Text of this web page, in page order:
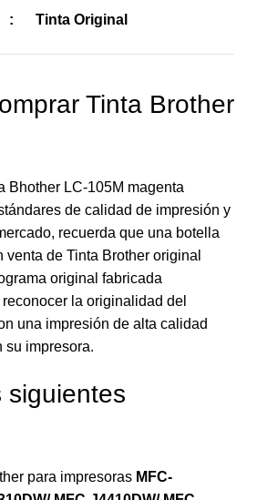
: Tinta Original
Tinta Brother
Bhother LC-105M magenta
de calidad de impresión y
recuerda que una botella
venta de Tinta Brother original
original fabricada
la originalidad del
una impresión de alta calidad
su impresora.
siguientes
para impresoras MFC-